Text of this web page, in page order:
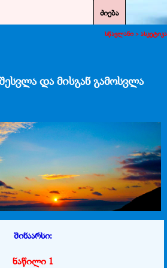
ძიება
სწავლანი > ასკეტიკა
და მისგან გამოსვლა
შინაარსი:
ნაწილი 1